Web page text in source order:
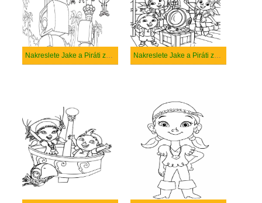
Nakreslete Jake a Piráti zdarma prostý Nakreslete Jake a Piráti zdarma snadný tisknutelné